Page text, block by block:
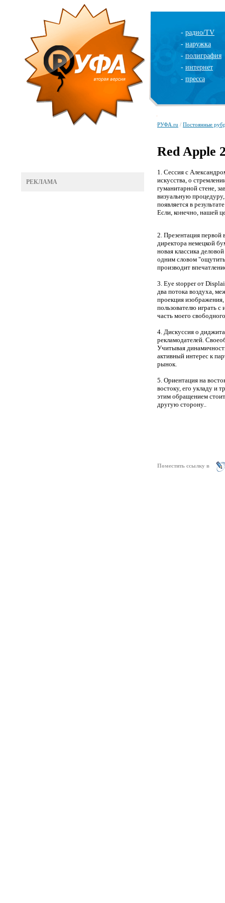
- радио/TV
- наружка
- полиграфия
- интернет
- пресса
РЕКЛАМА
РУФА.ru / Постоянные
Red Apple
1. Сессия с
искусства, о
гуманитарной стене,
визуальную
появляется в
Если, конечно, нашей
2. Презентация первой
директора немецкой
новая классика
одним словом
производит
3. Eye stopper от
два потока воздуха,
проекция
пользователю играть
часть моего
4. Дискуссия о
рекламодателей.
Учитывая
активный интерес к
рынок.
5. Ориентация на
востоку, его укладу и
этим обращением
другую сторону..
Поместить ссылку в